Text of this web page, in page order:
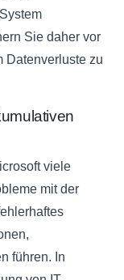
Sie daher vor
Datenverluste zu
viele
mit der
führen. In